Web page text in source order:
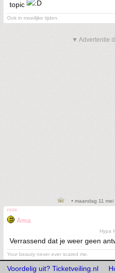
topic
Ook in moeilijke tijden.
▼ Advertentie
• maandag 11
roze
Ama
Hypa
Verrassend dat je weer geen
Your beauty never ever scared me.
Voordelig uit? Ticketveiling.nl